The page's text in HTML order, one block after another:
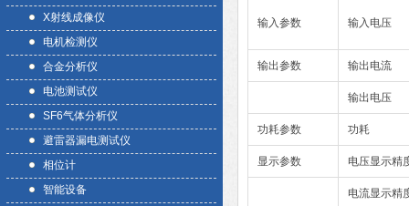
X射线成像仪
电机检测仪
合金分析仪
电池测试仪
SF6气体分析仪
避雷器漏电测试仪
相位计
智能设备
输入参数 输入电压
输出参数 输出电流
输出电压
功耗参数 功耗
显示参数 电压显示精
电流显示精